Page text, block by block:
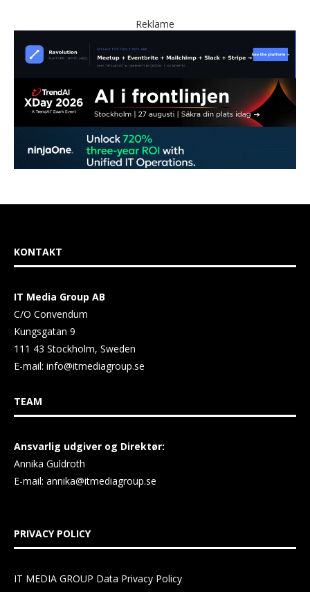
Reklame
KONTAKT
IT Media Group AB
C/O Convendum
Kungsgatan 9
111 43 Stockholm, Sweden
E-mail: info@itmediagroup.se
TEAM
Ansvarlig udgiver og Direktør:
Annika Guldroth
E-mail: annika@itmediagroup.se
PRIVACY POLICY
IT MEDIA GROUP Data Privacy Policy